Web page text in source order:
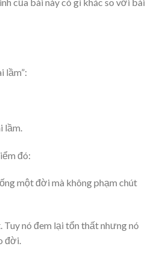
lầm”:
lầm.
đó:
một đời mà không phạm chút
Tuy nó đem lại tổn thất nhưng nó
đời.